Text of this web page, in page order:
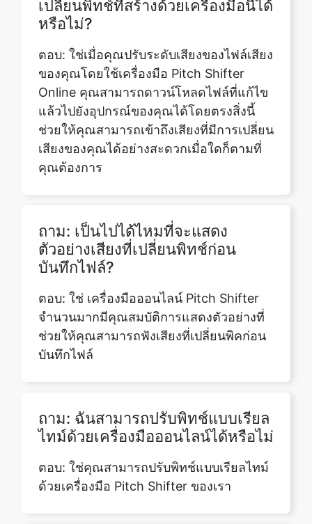
ของคุณโดยใช้เครื่องมือ Pitch Shifter
Online คุณสามารถดาวน์โหลดไฟล์ที่แก้ไข
แล้วไปยังอุปกรณ์ของคุณได้โดยตรงสิ่งนี้
ช่วยให้คุณสามารถเข้าถึงเสียงที่มีการเปลี่ยน
เสียงของคุณได้อย่างสะดวกเมื่อใดก็ตามที่
คุณต้องการ
ถาม: เป็นไปได้ไหมที่จะแสดง
ตอบ: ใช่ เครื่องมือออนไลน์ Pitch Shifter
จำนวนมากมีคุณสมบัติการแสดงตัวอย่างที่
ช่วยให้คุณสามารถฟังเสียงที่เปลี่ยนพิคก่อน
บันทึกไฟล์
ถาม: ฉันสามารถปรับพิทช์แบบเรียล
ด้วยเครื่องมือ Pitch Shifter ของเรา
ปลอดภัยหรือไม่ที่จะอนุญาตให้เข้า